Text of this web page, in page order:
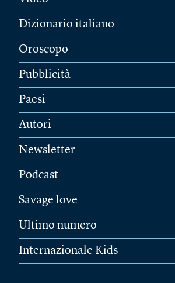
Dizionario italiano
Oroscopo
Pubblicità
Paesi
Autori
Newsletter
Podcast
Savage love
Ultimo numero
Internazionale Kids